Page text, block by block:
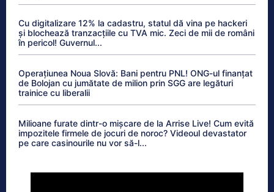
Cu digitalizare 12% la cadastru, statul dă vina pe hackeri
și blochează tranzacțiile cu TVA mic. Zeci de mii de români
în pericol! Guvernul...
Operațiunea Noua Slovă: Bani pentru PNL! ONG-ul finanțat
de Bolojan cu jumătate de milion prin SGG are legături
trainice cu liberalii
Milioane furate dintr-o mișcare de la Arrise Live! Cum evită
impozitele firmele de jocuri de noroc? Videoul devastator
pe care casinourile nu vor să-l...